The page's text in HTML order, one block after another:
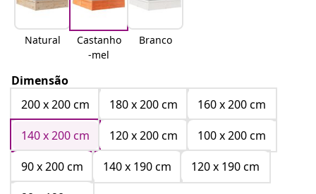
Natural
Castanho
-mel
Branco
Dimensão
200 x 200 cm
180 x 200 cm
160 x 200 cm
140 x 200 cm
120 x 200 cm
100 x 200 cm
90 x 200 cm
140 x 190 cm
120 x 190 cm